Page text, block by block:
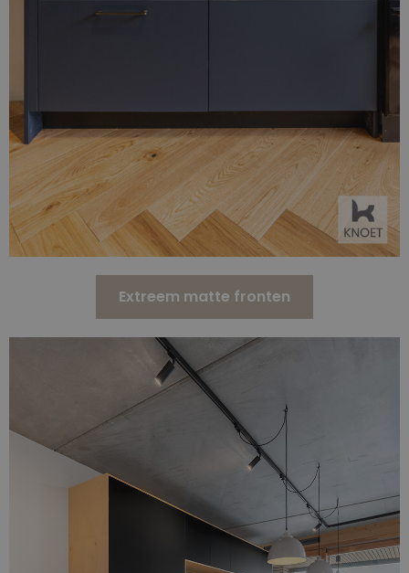
Extreem matte fronten